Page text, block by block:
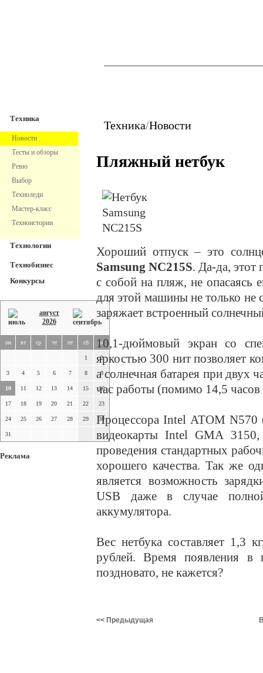
Техника
Новости
Тесты и обзоры
Ревю
Выбор
Техноледи
Мастер-класс
Техноистории
Технологии
Технобизнес
Конкурсы
август
2026
пн вт ср чт пт сб вс
1 2
3 4 5 6 7 8 9
10 11 12 13 14 15 16
17 18 19 20 21 22 23
24 25 26 27 28 29 30
31
Реклама
Техника/Новости
Пляжный нетбук
Хороший отпуск – это
Samsung NC215S. Да-да, этот
с собой на пляж, не опасаясь
для этой машины не только не
заряжает встроенный
10,1-дюймовый экран со
яркостью 300 нит позволяет
а солнечная батарея при двух
час работы (помимо 14,5 часов
Процессора Intel ATOM
видеокарты Intel GMA
проведения стандартных
хорошего качества. Так же
является возможность
USB даже в случае полной
аккумулятора.
Вес нетбука составляет 1,3
рублей. Время появления в
поздновато, не кажется?
<< Предыдущая